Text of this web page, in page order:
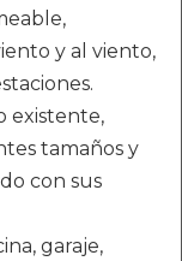
y al viento,
existente,
tamaños y
con sus
garaje,